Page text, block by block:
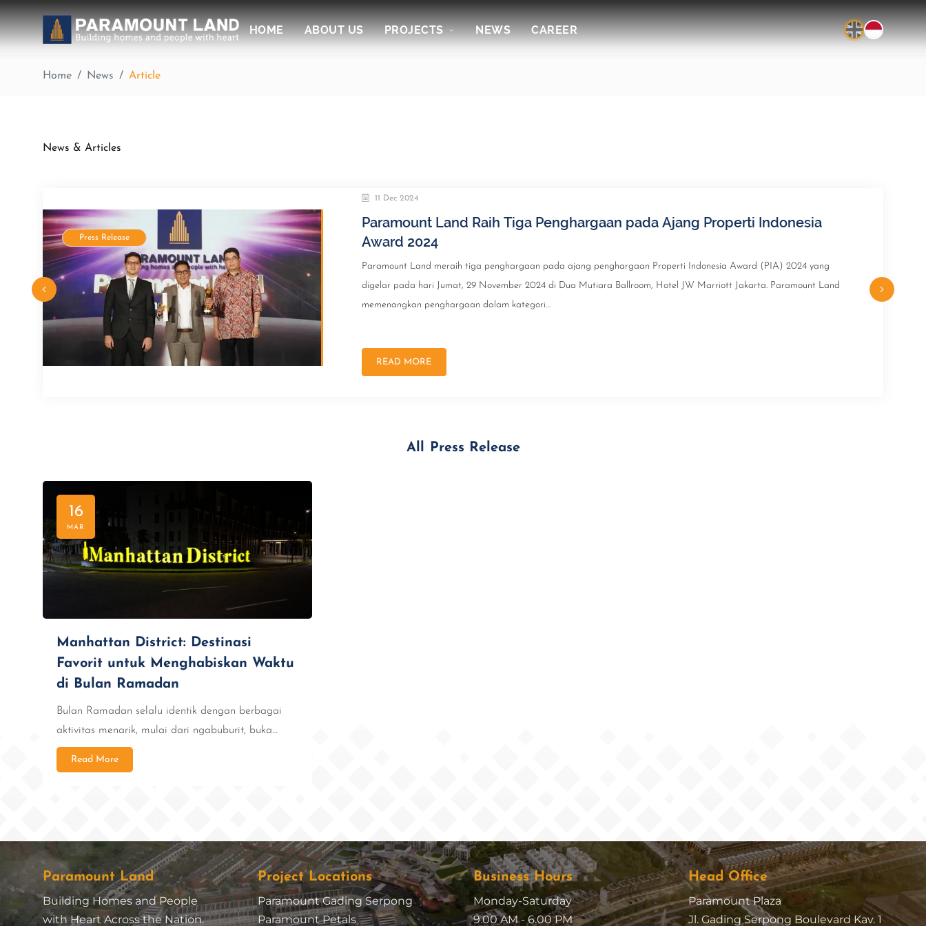
HOME ABOUT US PROJECTS NEWS CAREER
Home News Article
News & Articles
Press Release
11 Dec 2024
Paramount Land Raih Tiga Penghargaan pada Ajang Properti Indonesia
Award 2024
Paramount Land meraih tiga penghargaan pada ajang penghargaan Properti Indonesia Award (PIA) 2024 yang
digelar pada hari Jumat, 29 November 2024 di Dua Mutiara Ballroom, Hotel JW Marriott Jakarta. Paramount Land
memenangkan penghargaan dalam kategori…
READ MORE
All Press Release
16
MAR
Manhattan District: Destinasi
Favorit untuk Menghabiskan Waktu
di Bulan Ramadan
Bulan Ramadan selalu identik dengan berbagai
aktivitas menarik, mulai dari ngabuburit, buka…
Read More
Paramount Land
Building Homes and People
with Heart Across the Nation.
Project Locations
Paramount Gading Serpong
Paramount Petals
Business Hours
Monday-Saturday
9.00 AM - 6.00 PM
Head Office
Paramount Plaza
Jl. Gading Serpong Boulevard Kav. 1